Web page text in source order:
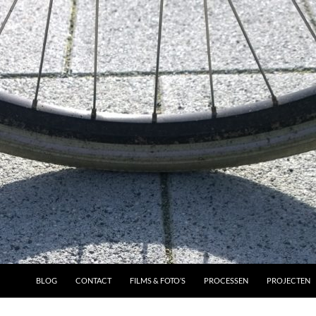
BLOG CONTACT FILMS & FOTO’S PROCESSEN PROJECTEN